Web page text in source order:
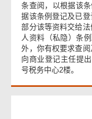
条查阅，以根据该
据该条例登记及已
部分该等资料交给
人资料（私隐）条
外，你有权要求查
向商业登记主任提
号税务中心2楼。